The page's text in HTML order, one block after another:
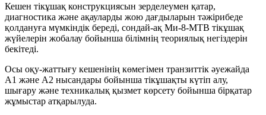
Кешен тікұшақ конструкциясын зерделеумен қатар,
диагностика және ақауларды жою дағдыларын тәжірибеде
қолдануға мүмкіндік береді, сондай-ақ Ми-8-МТВ тікұшақ
жүйелерін жобалау бойынша білімнің теориялық негіздерін
бекітеді.
Осы оқу-жаттығу кешенінің көмегімен транзиттік әуежайда
А1 және А2 нысандары бойынша тікұшақты күтіп алу,
шығару және техникалық қызмет көрсету бойынша бірқатар
жұмыстар атқарылуда.